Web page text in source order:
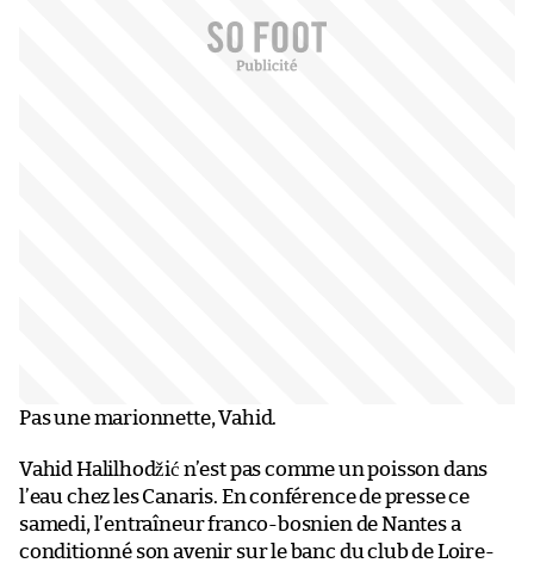
Pas une marionnette, Vahid.
Vahid Halilhodžić n’est pas comme un poisson dans
l’eau chez les Canaris. En conférence de presse ce
samedi, l’entraîneur franco-bosnien de Nantes a
conditionné son avenir sur le banc du club de Loire-